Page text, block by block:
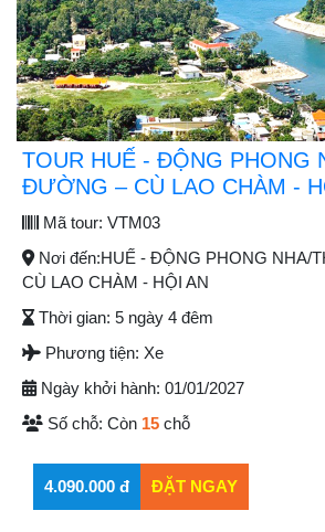
TOUR HUẾ - ĐỘNG PHONG
ĐƯỜNG – CÙ LAO CHÀM -
Mã tour: VTM03
Nơi đến:HUẾ - ĐỘNG PHONG NHA/
CÙ LAO CHÀM - HỘI AN
Thời gian: 5 ngày 4 đêm
Phương tiện: Xe
Ngày khởi hành: 01/01/2027
Số chỗ: Còn 15 chỗ